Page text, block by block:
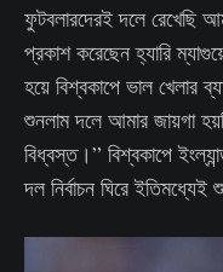
ফুটবলারদেরই দলে রেখেছি
প্রকাশ করেছেন হ্যারি
হয়ে বিশ্বকাপে ভাল খেলার
শুনলাম দলে আমার জায়গা
বিধ্বস্ত।” বিশ্বকাপে
দল নির্বাচন ঘিরে